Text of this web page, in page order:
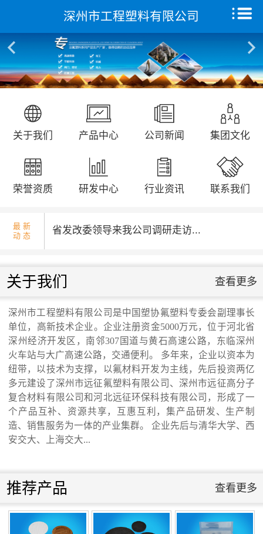
深州市工程塑料有限公司
关于我们 产品中心 公司新闻 集团文化
荣誉资质 研发中心 行业资讯 联系我们
最 新
动 态
核酸检测演练...
国庆升旗仪式...
省发改委领导来我公司调研走访...
交通运输行业标准《桥梁支座用高分子材料
滑板》 送审稿审查会在京召开...
河北省科学院与远征环保科技有限公司能源
式...
关于我们 查看更多
深州市工程塑料有限公司是中国塑协氟塑料专委会副理事长
单位，高新技术企业。企业注册资金5000万元，位于河北省
深州经济开发区，南邻307国道与黄石高速公路，东临深州
火车站与大广高速公路，交通便利。 多年来，企业以资本为
纽带，以技术为支撑，以氟材料开发为主线，先后投资两亿
多元建设了深州市远征氟塑料有限公司、深州市远征高分子
复合材料有限公司和河北远征环保科技有限公司，形成了一
个产品互补、资源共享，互惠互利，集产品研发、生产制
造、销售服务为一体的产业集群。 企业先后与清华大学、西
安交大、上海交大...
推荐产品 查看更多
首页
关于我们
产品中心
远征研发中心
集团文化
新闻动态